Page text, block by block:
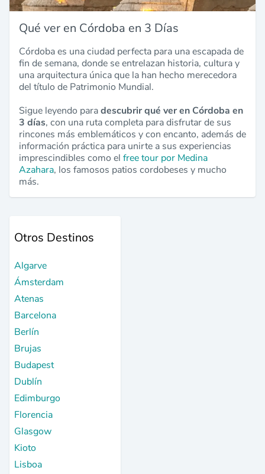
Qué ver en Córdoba en 3 Días
Córdoba es una ciudad perfecta para una escapada de
fin de semana, donde se entrelazan historia, cultura y
una arquitectura única que la han hecho merecedora
del título de Patrimonio Mundial.
Sigue leyendo paradescubrir qué ver en Córdoba en
3 días, con una ruta completa para disfrutar de sus
rincones más emblemáticos y con encanto, además de
información práctica para unirte a sus experiencias
imprescindibles como el free tour por Medina
Azahara, los famosos patios cordobeses y mucho
más.
Otros Destinos
Algarve
Ámsterdam
Atenas
Barcelona
Berlín
Brujas
Budapest
Dublín
Edimburgo
Florencia
Glasgow
Kioto
Lisboa